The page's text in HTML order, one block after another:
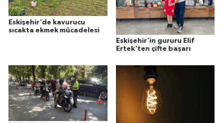
Eskişehir'de kavurucu
sıcakta ekmek mücadelesi
Eskişehir'in gururu Elif
Ertek'ten çifte başarı